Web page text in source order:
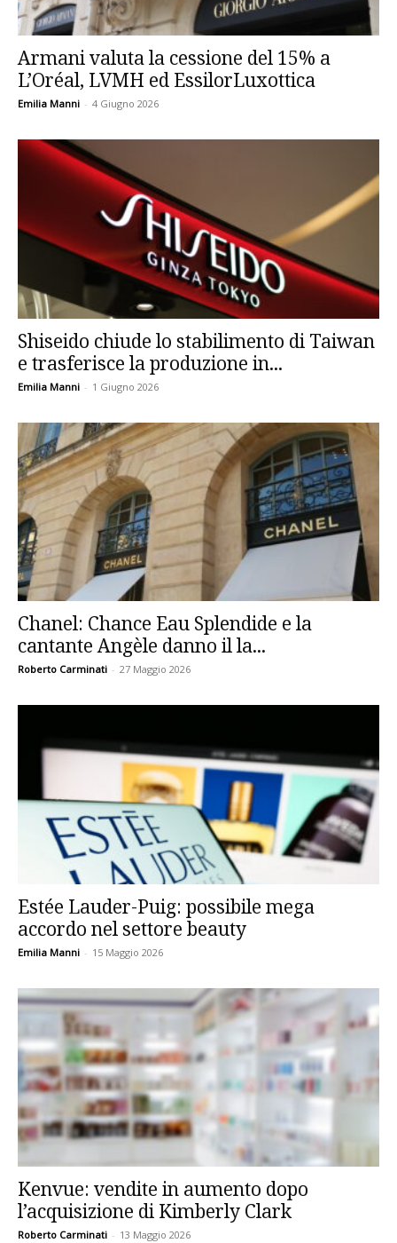
Armani valuta la cessione del 15% a
L’Oréal, LVMH ed EssilorLuxottica
Emilia Manni - 4 Giugno 2026
Shiseido chiude lo stabilimento di Taiwan
e trasferisce la produzione in...
Emilia Manni - 1 Giugno 2026
Chanel: Chance Eau Splendide e la
cantante Angèle danno il la...
Roberto Carminati - 27 Maggio 2026
Estée Lauder-Puig: possibile mega
accordo nel settore beauty
Emilia Manni - 15 Maggio 2026
Kenvue: vendite in aumento dopo
l’acquisizione di Kimberly Clark
Roberto Carminati - 13 Maggio 2026